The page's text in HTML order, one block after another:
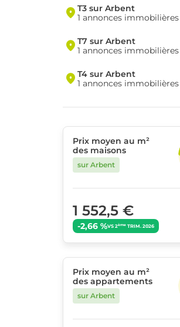
T3 sur Arbent
1 annonces immobilières
T7 sur Arbent
1 annonces immobilières
T4 sur Arbent
1 annonces immobilières
Prix moyen au m²
des maisons
sur Arbent
1 552,5 €
-2,66 %VS 2èmeTRIM. 2026
Prix moyen au m²
des appartements
sur Arbent